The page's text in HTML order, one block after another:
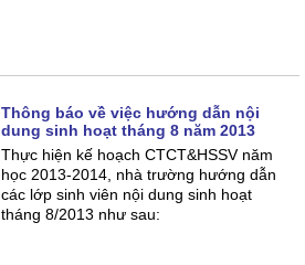
Thông báo về việc hướng dẫn nội
dung sinh hoạt tháng 8 năm 2013
Thực hiện kế hoạch CTCT&HSSV năm
học 2013-2014, nhà trường hướng dẫn
các lớp sinh viên nội dung sinh hoạt
tháng 8/2013 như sau: